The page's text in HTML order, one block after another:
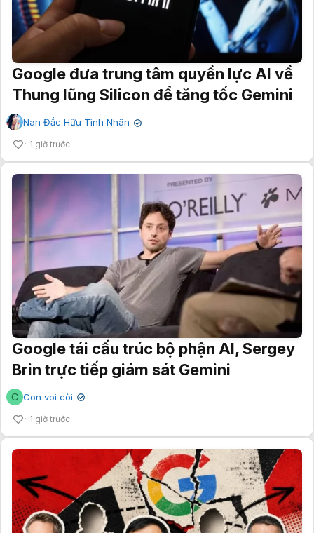
Google đưa trung tâm quyền lực AI về
Thung lũng Silicon để tăng tốc Gemini
Nan Đắc Hữu Tình Nhân ✔
1 giờ trước
Google tái cấu trúc bộ phận AI, Sergey
Brin trực tiếp giám sát Gemini
C Con voi còi ✔
1 giờ trước